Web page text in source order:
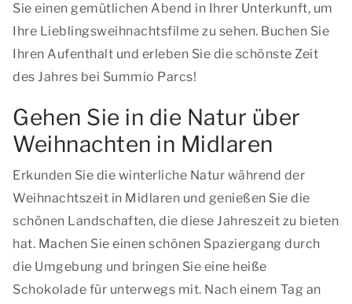
Sie einen gemütlichen Abend in Ihrer Unterkunft, um
Ihre Lieblingsweihnachtsfilme zu sehen. Buchen Sie
Ihren Aufenthalt und erleben Sie die schönste Zeit
des Jahres bei Summio Parcs!
Gehen Sie in die Natur über
Weihnachten in Midlaren
Erkunden Sie die winterliche Natur während der
Weihnachtszeit in Midlaren und genießen Sie die
schönen Landschaften, die diese Jahreszeit zu bieten
hat. Machen Sie einen schönen Spaziergang durch
die Umgebung und bringen Sie eine heiße
Schokolade für unterwegs mit. Nach einem Tag an